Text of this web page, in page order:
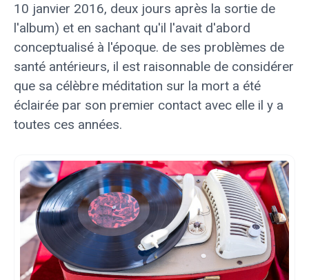
10 janvier 2016, deux jours après la sortie de
l'album) et en sachant qu'il l'avait d'abord
conceptualisé à l'époque. de ses problèmes de
santé antérieurs, il est raisonnable de considérer
que sa célèbre méditation sur la mort a été
éclairée par son premier contact avec elle il y a
toutes ces années.